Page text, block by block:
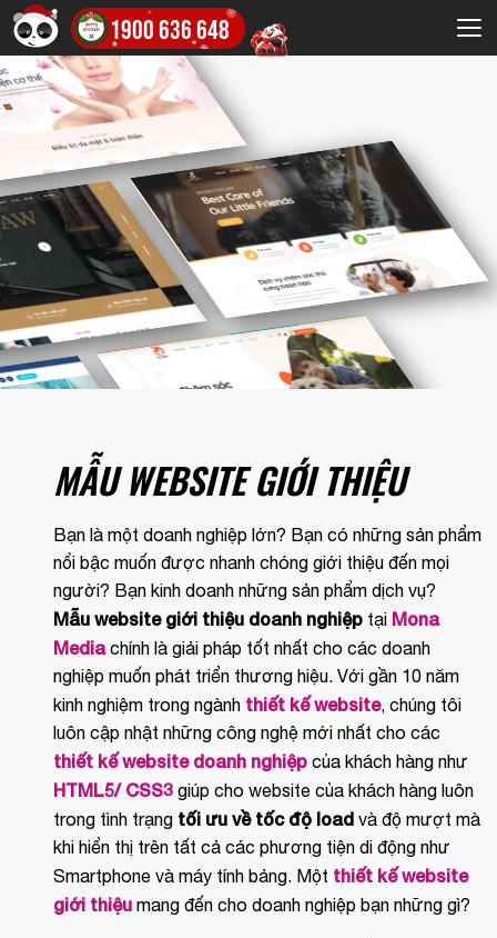
1900 636 648
MẪU WEBSITE GIỚI THIỆU
Bạn là một doanh nghiệp lớn? Bạn có những sản phẩm
nổi bậc muốn được nhanh chóng giới thiệu đến mọi
người? Bạn kinh doanh những sản phẩm dịch vụ?
Mẫu website giới thiệu doanh nghiệp tại Mona
Mediachính là giải pháp tốt nhất cho các doanh
nghiệp muốn phát triển thương hiệu. Với gần 10 năm
kinh nghiệm trong ngành thiết kế website, chúng tôi
luôn cập nhật những công nghệ mới nhất cho các
thiết kế website doanh nghiệp của khách hàng như
HTML5/ CSS3 giúp cho website của khách hàng luôn
trong tình trạng tối ưu về tốc độ load và độ mượt mà
khi hiển thị trên tất cả các phương tiện di động như
Smartphone và máy tính bảng. Một thiết kế website
giới thiệu mang đến cho doanh nghiệp bạn những gì?